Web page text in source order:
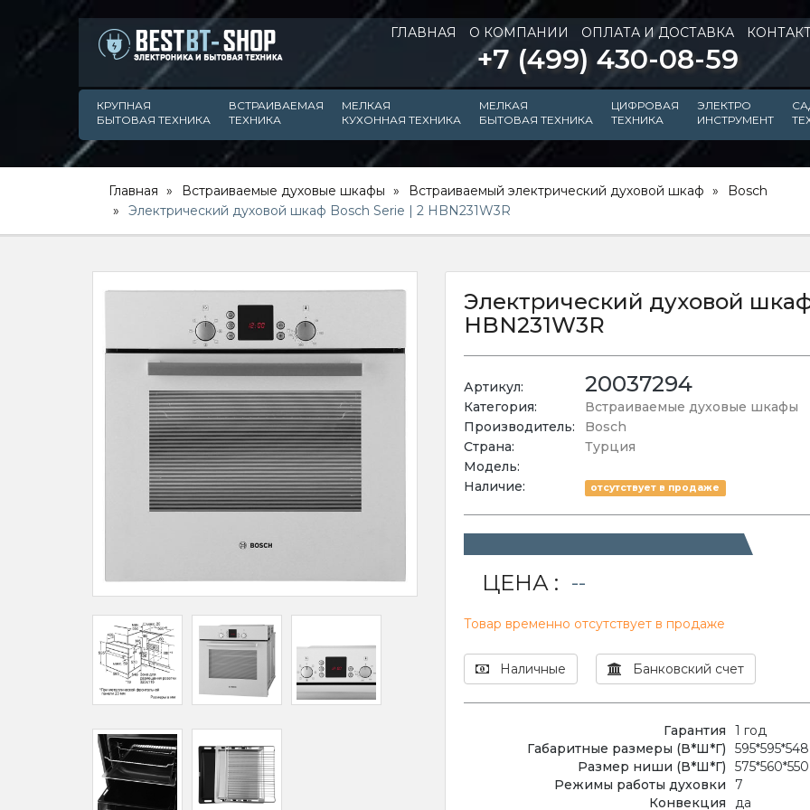
ГЛАВНАЯ О КОМПАНИИ ОПЛАТА И ДОСТАВКА
+7 (499) 430-08-59
КРУПНАЯ
БЫТОВАЯ ТЕХНИКА
ВСТРАИВАЕМАЯ
ТЕХНИКА
МЕЛКАЯ
КУХОННАЯ ТЕХНИКА
МЕЛКАЯ
БЫТОВАЯ ТЕХНИКА
ЦИФРОВАЯ
ТЕХНИКА
ЭЛЕКТРО
ИНСТРУМЕНТ
Главная Встраиваемые духовые шкафы Встраиваемый электрический духовой шкаф
Bosch
Электрический духовой шкаф Bosch Serie | 2 HBN231W3R
Электрический духовой
HBN231W3R
Артикул: 20037294
Категория:
Встраиваемые духовые шкафы
Производитель:
Bosch
Страна:
Турция
Модель:
Наличие:
отсутствует в продаже
ЦЕНА : --
Товар временно отсутствует в продаже
Наличные Банковский счет
Гарантия
1 год
Габаритные размеры (В*Ш*Г)
Размер ниши (В*Ш*Г)
Режимы работы духовки
7
Конвекция
да